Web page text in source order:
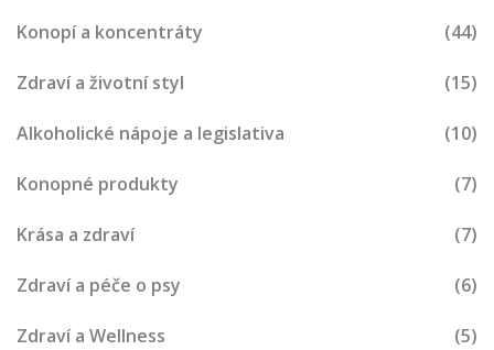
Konopí a koncentráty (44)
Zdraví a životní styl (15)
Alkoholické nápoje a legislativa (10)
Konopné produkty (7)
Krása a zdraví (7)
Zdraví a péče o psy (6)
Zdraví a Wellness (5)